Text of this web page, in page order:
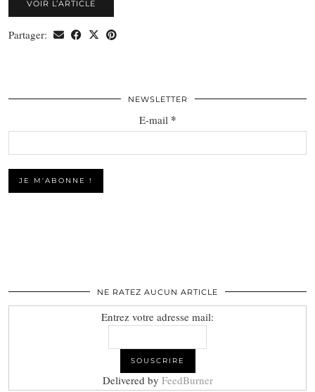
VOIR L’ARTICLE
Partager:
NEWSLETTER
E-mail *
NE RATEZ AUCUN ARTICLE
Entrez votre adresse mail:
Delivered by FeedBurner